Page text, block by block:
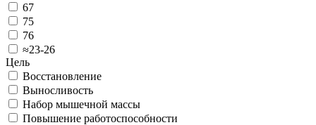
67
75
76
≈23-26
Цель
Восстановление
Выносливость
Набор мышечной массы
Повышение работоспособности